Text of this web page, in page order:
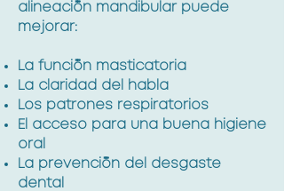
alineación mandibular puede
mejorar:
La función masticatoria
La claridad del habla
Los patrones respiratorios
El acceso para una buena higiene
oral
La prevención del desgaste
dental